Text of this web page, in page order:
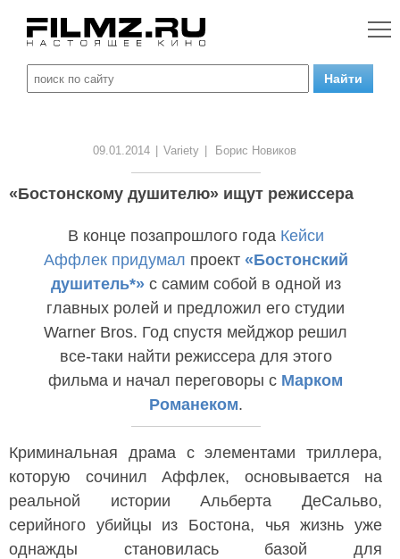
09.01.2014 Variety Борис Новиков
«Бостонскому душителю» ищут режиссера
В конце позапрошлого года Кейси
Аффлек придумал проект «Бостонский
душитель*»с самим собой в одной из
главных ролей и предложил его студии
Warner Bros. Год спустя мейджор решил
все-таки найти режиссера для этого
фильма и начал переговоры с Марком
Романеком.
Криминальная драма с элементами триллера,
которую сочинил Аффлек, основывается на
реальной истории Альберта ДеСальво,
серийного убийцы из Бостона, чья жизнь уже
однажды становилась базой для